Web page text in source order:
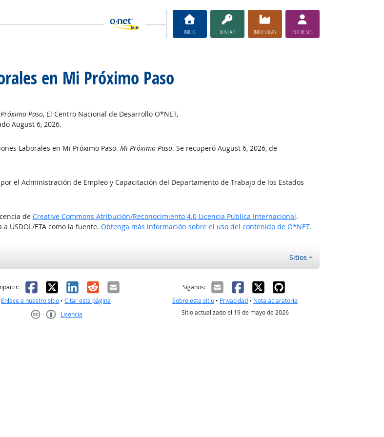
INICIO BUSCAR INDUSTRIAS INTERESES
en Mi Próximo Paso
Paso, El Centro Nacional de Desarrollo O*NET,
August 6, 2026.
Laborales en Mi Próximo Paso. Mi Próximo Paso. Se recuperó August 6, 2026, de
el Administración de Empleo y Capacitación del Departamento de Trabajo de los Estados
de Creative Commons Atribución/Reconocimiento 4.0 Licencia Pública Internacional.
USDOL/ETA como la fuente. Obtenga más información sobre el uso del contenido de O*NET.
Sitios
Facebook
X LinkedIn
RedditCorreo electrónico
Enlace a nuestro sitio •Citar esta página
Licencia
Síganos:
Sobre este sitio • Privacidad • Nota aclaratoria
Sitio actualizado el 19 de mayo de 2026